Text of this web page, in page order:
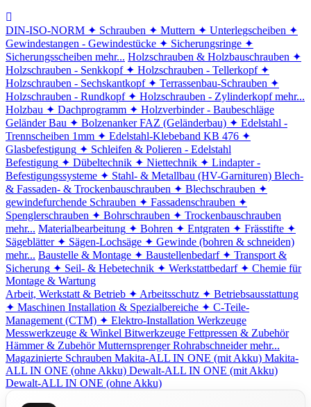
DIN-ISO-NORM ✦ Schrauben ✦ Muttern ✦ Unterlegscheiben ✦
Gewindestangen - Gewindestücke ✦ Sicherungsringe ✦
Sicherungsscheiben mehr... Holzschrauben & Holzbauschrauben ✦
Holzschrauben - Senkkopf ✦ Holzschrauben - Tellerkopf ✦
Holzschrauben - Sechskantkopf ✦ Terrassenbau-Schrauben ✦
Holzschrauben - Rundkopf ✦ Holzschrauben - Zylinderkopf mehr...
Holzbau ✦ Dachprogramm ✦ Holzverbinder - Baubeschläge
Geländer Bau ✦ Bolzenanker FAZ (Geländerbau) ✦ Edelstahl -
Trennscheiben 1mm ✦ Edelstahl-Klebeband KB 476 ✦
Glasbefestigung ✦ Schleifen & Polieren - Edelstahl
Befestigung ✦ Dübeltechnik ✦ Niettechnik ✦ Lindapter -
Befestigungssysteme ✦ Stahl- & Metallbau (HV-Garnituren) Blech-
& Fassaden- & Trockenbauschrauben ✦ Blechschrauben ✦
gewindefurchende Schrauben ✦ Fassadenschrauben ✦
Spenglerschrauben ✦ Bohrschrauben ✦ Trockenbauschrauben
mehr... Materialbearbeitung ✦ Bohren ✦ Entgraten ✦ Frässtifte ✦
Sägeblätter ✦ Sägen-Lochsäge ✦ Gewinde (bohren & schneiden)
mehr... Baustelle & Montage ✦ Baustellenbedarf ✦ Transport &
Sicherung ✦ Seil- & Hebetechnik ✦ Werkstattbedarf ✦ Chemie für
Montage & Wartung
Arbeit, Werkstatt & Betrieb ✦ Arbeitsschutz ✦ Betriebsausstattung
✦ Maschinen Installation & Spezialbereiche ✦ C-Teile-
Management (CTM) ✦ Elektro-Installation Werkzeuge
Messwerkzeuge & Winkel Bitwerkzeuge Fettpressen & Zubehör
Hämmer & Zubehör Mutternsprenger Rohrabschneider mehr...
Magazinierte Schrauben Makita-ALL IN ONE (mit Akku) Makita-
ALL IN ONE (ohne Akku) Dewalt-ALL IN ONE (mit Akku)
Dewalt-ALL IN ONE (ohne Akku)